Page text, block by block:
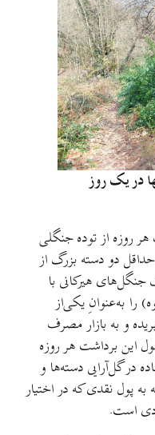
در یک روز
روزه از توده جنگلی
دو دسته بزرگ از
هیرکانی با
را به‌عنوانِ یکی‌از
و به بازار مصرف
۱ و ۲). محصول این برداشت هر روزه
در گل‌آرایی دسته‌ها و
پول نقدی که در اختیار
است.